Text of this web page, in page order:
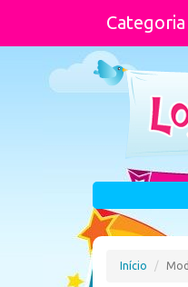
Categoria
Início